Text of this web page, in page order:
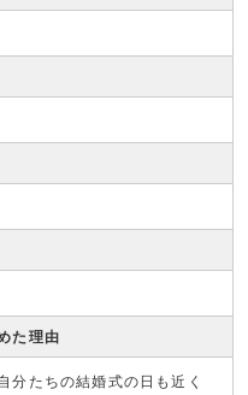
た理由
分たちの結婚式の日も近く